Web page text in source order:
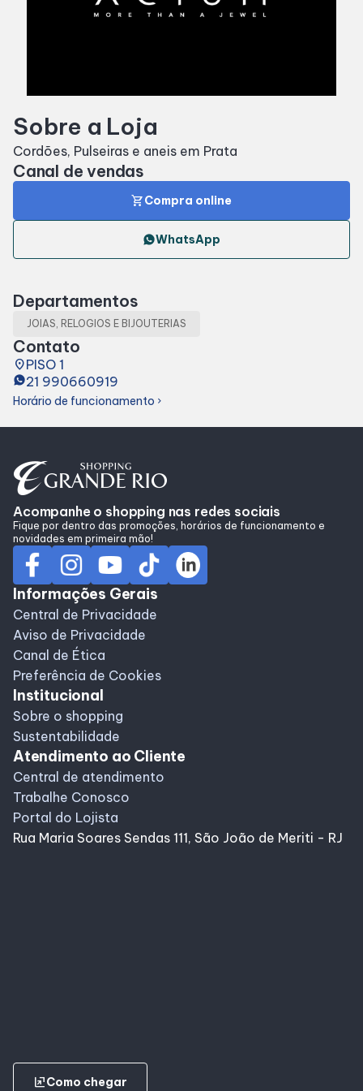
Cinema
Eventos
Fique por dentro
Lojas
Alimentação
Programa de benefícios
Sobre a Loja
Cordões, Pulseiras e aneis em Prata
Canal de vendas
shopping_cartCompra online
WhatsApp
Departamentos
JOIAS, RELOGIOS E BIJOUTERIAS
Contato
placePISO 1
21 990660919
Horário de funcionamento chevron_right
Acompanhe o shopping nas redes sociais
Fique por dentro das promoções, horários de funcionamento e
novidades em primeira mão!
Informações Gerais
Central de Privacidade
Aviso de Privacidade
Canal de Ética
Preferência de Cookies
Institucional
Sobre o shopping
Sustentabilidade
Atendimento ao Cliente
Central de atendimento
Trabalhe Conosco
Portal do Lojista
Rua Maria Soares Sendas 111, São João de Meriti - RJ
ungroupComo chegar